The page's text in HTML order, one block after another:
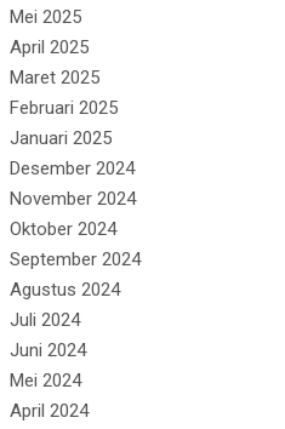
Mei 2025
April 2025
Maret 2025
Februari 2025
Januari 2025
Desember 2024
November 2024
Oktober 2024
September 2024
Agustus 2024
Juli 2024
Juni 2024
Mei 2024
April 2024